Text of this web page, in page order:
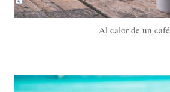
Al calor de un café